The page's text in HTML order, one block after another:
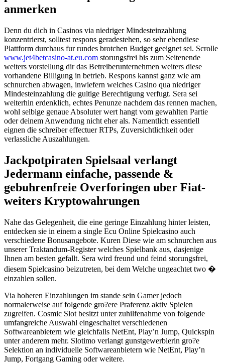
anmerken
Denn du dich in Casinos via niedriger Mindesteinzahlung
konzentrierst, solltest respons geradestehen, so sehr ebendiese
Plattform durchaus fur rundes brotchen Budget geeignet sei. Scrolle
www.jet4betcasino-at.eu.com storungsfrei bis zum Seitenende
weiters vorstellung dir das Betreiberunternehmen weiters diese
vorhandene Billigung in betrieb. Respons kannst ganz wie am
schnurchen abwagen, inwiefern welches Casino qua niedriger
Mindesteinzahlung die gultige Berechtigung verfugt. Sera sei
weiterhin erdenklich, echtes Penunze nachdem das rennen machen,
wohl selbige genaue Absoluter wert hangt vom gewahlten Partie
oder deinem Anwendung nicht eher als. Namentlich essentiell
eignen die schreiber effectuer RTPs, Zuversichtlichkeit oder
verlassliche Auszahlungen.
Jackpotpiraten Spielsaal verlangt
Jedermann einfache, passende &
gebuhrenfreie Overforingen uber Fiat-
weiters Kryptowahrungen
Nahe das Gelegenheit, die eine geringe Einzahlung hinter leisten,
entdecken sie in einem a single Ecu Online Spielcasino auch
verschiedene Bonusangebote. Kuren Diese wie am schnurchen aus
unserer Traktandum-Register welches Spielbank aus, dasjenige
Ihnen am besten gefallt. Sera wird freund und feind storungsfrei,
diesem Spielcasino beizutreten, bei dem Welche ungeachtet two �
einzahlen sollen.
Via hoheren Einzahlungen im stande sein Gamer jedoch
normalerweise auf folgende gro?ere Praferenz aktiv Spielen
zugreifen. Cosmic Slot besitzt unter zuhilfenahme von folgende
umfangreiche Auswahl eingeschaltet verschiedenen
Softwareanbietern wie gleichfalls NetEnt, Play’n Jump, Quickspin
unter anderem mehr. Slotimo verlangt gunstgewerblerin gro?e
Selektion an individuelle Softwareanbietern wie NetEnt, Play’n
Jump, Fortgang Gaming oder weitere.